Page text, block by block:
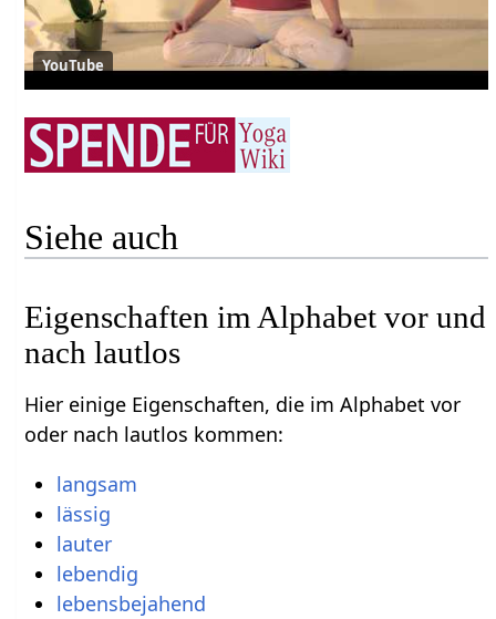
YouTube
Siehe auch
Eigenschaften im Alphabet vor und
nach lautlos
Hier einige Eigenschaften, die im Alphabet vor
oder nach lautlos kommen:
langsam
lässig
lauter
lebendig
lebensbejahend